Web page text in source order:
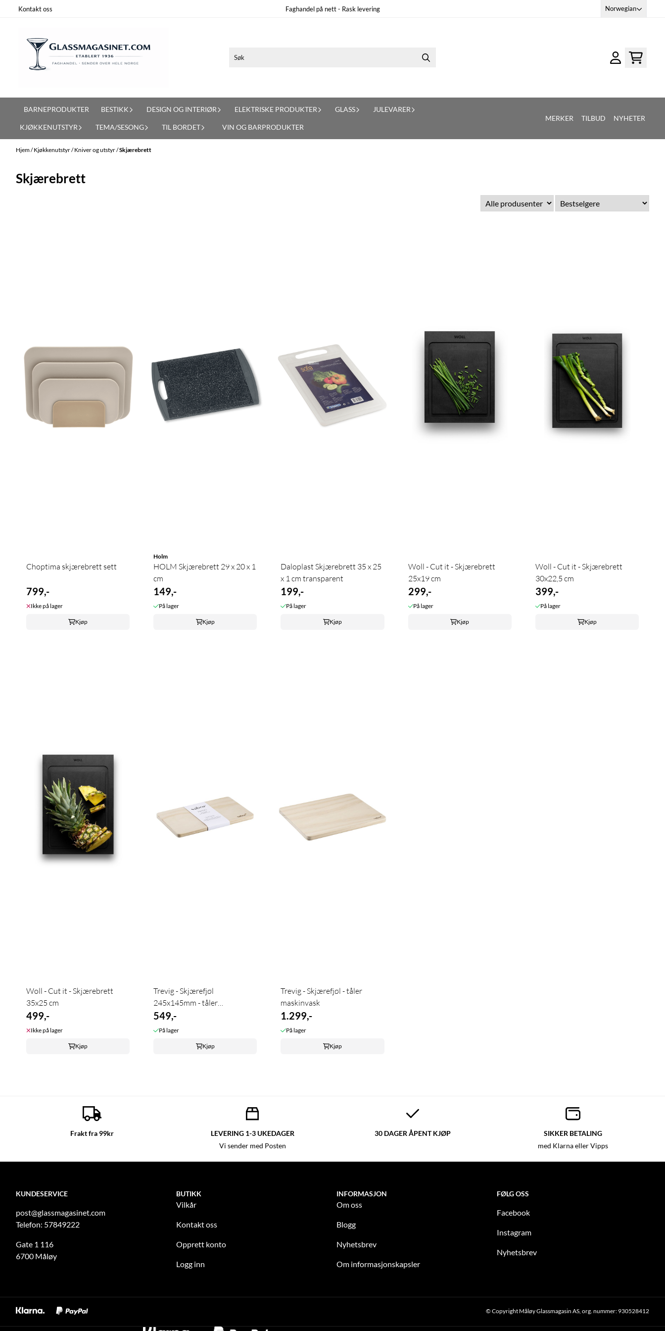
Hopp til innhold
Kontakt oss Faghandel på nett - Rask levering Norwegian
BARNEPRODUKTER BESTIKK DESIGN OG INTERIØR ELEKTRISKE PRODUKTER GLASS JULEVARER
KJØKKENUTSTYR TEMA/SESONG TIL BORDET VIN OG BARPRODUKTER
MERKER TILBUD NYHETER
Hjem/Kjøkkenutstyr/Kniver og utstyr/Skjærebrett
Skjærebrett
Choptima skjærebrett sett
799,-
Ikke på lager
Kjøp
Holm
HOLM Skjærebrett 29 x 20 x 1
cm
149,-
På lager
Kjøp
Daloplast Skjærebrett 35 x 25
x 1 cm transparent
199,-
På lager
Kjøp
Woll - Cut it - Skjærebrett
25x19 cm
299,-
På lager
Kjøp
Woll - Cut it - Skjærebrett
30x22,5 cm
399,-
På lager
Kjøp
Woll - Cut it - Skjærebrett
35x25 cm
499,-
Ikke på lager
Kjøp
Trevig - Skjærefjøl
245x145mm - tåler
maskinvask
549,-
På lager
Kjøp
Trevig - Skjærefjøl - tåler
maskinvask
1.299,-
På lager
Kjøp
Frakt fra 99kr LEVERING 1-3 UKEDAGER
Vi sender med Posten
30 DAGER ÅPENT KJØP SIKKER BETALING
med Klarna eller Vipps
KUNDESERVICE
post@glassmagasinet.com
Telefon: 57849222
Gate 1 116
6700 Måløy
BUTIKK
Vilkår
Kontakt oss
Opprett konto
Logg inn
INFORMASJON
Om oss
Blogg
Nyhetsbrev
Om informasjonskapsler
FØLG OSS
Facebook
Instagram
Nyhetsbrev
© Copyright Måløy Glassmagasin AS, org. nummer: 930528412